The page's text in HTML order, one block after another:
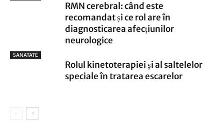
RMN cerebral: când este
recomandat și ce rol are în
diagnosticarea afecțiunilor
neurologice
SANATATE
Rolul kinetoterapiei și al saltelelor
speciale în tratarea escarelor